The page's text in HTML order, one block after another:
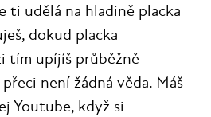
ti udělá na hladině placka
dokud placka
tím upíjíš průběžně
není žádná věda. Máš
Youtube, když si